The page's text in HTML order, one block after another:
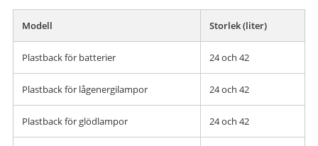
Modell Storlek (liter)
Plastback för batterier 24 och 42
Plastback för lågenergilampor 24 och 42
Plastback för glödlampor 24 och 42